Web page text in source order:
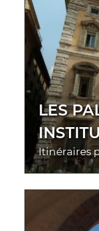
LES
Itinéraires